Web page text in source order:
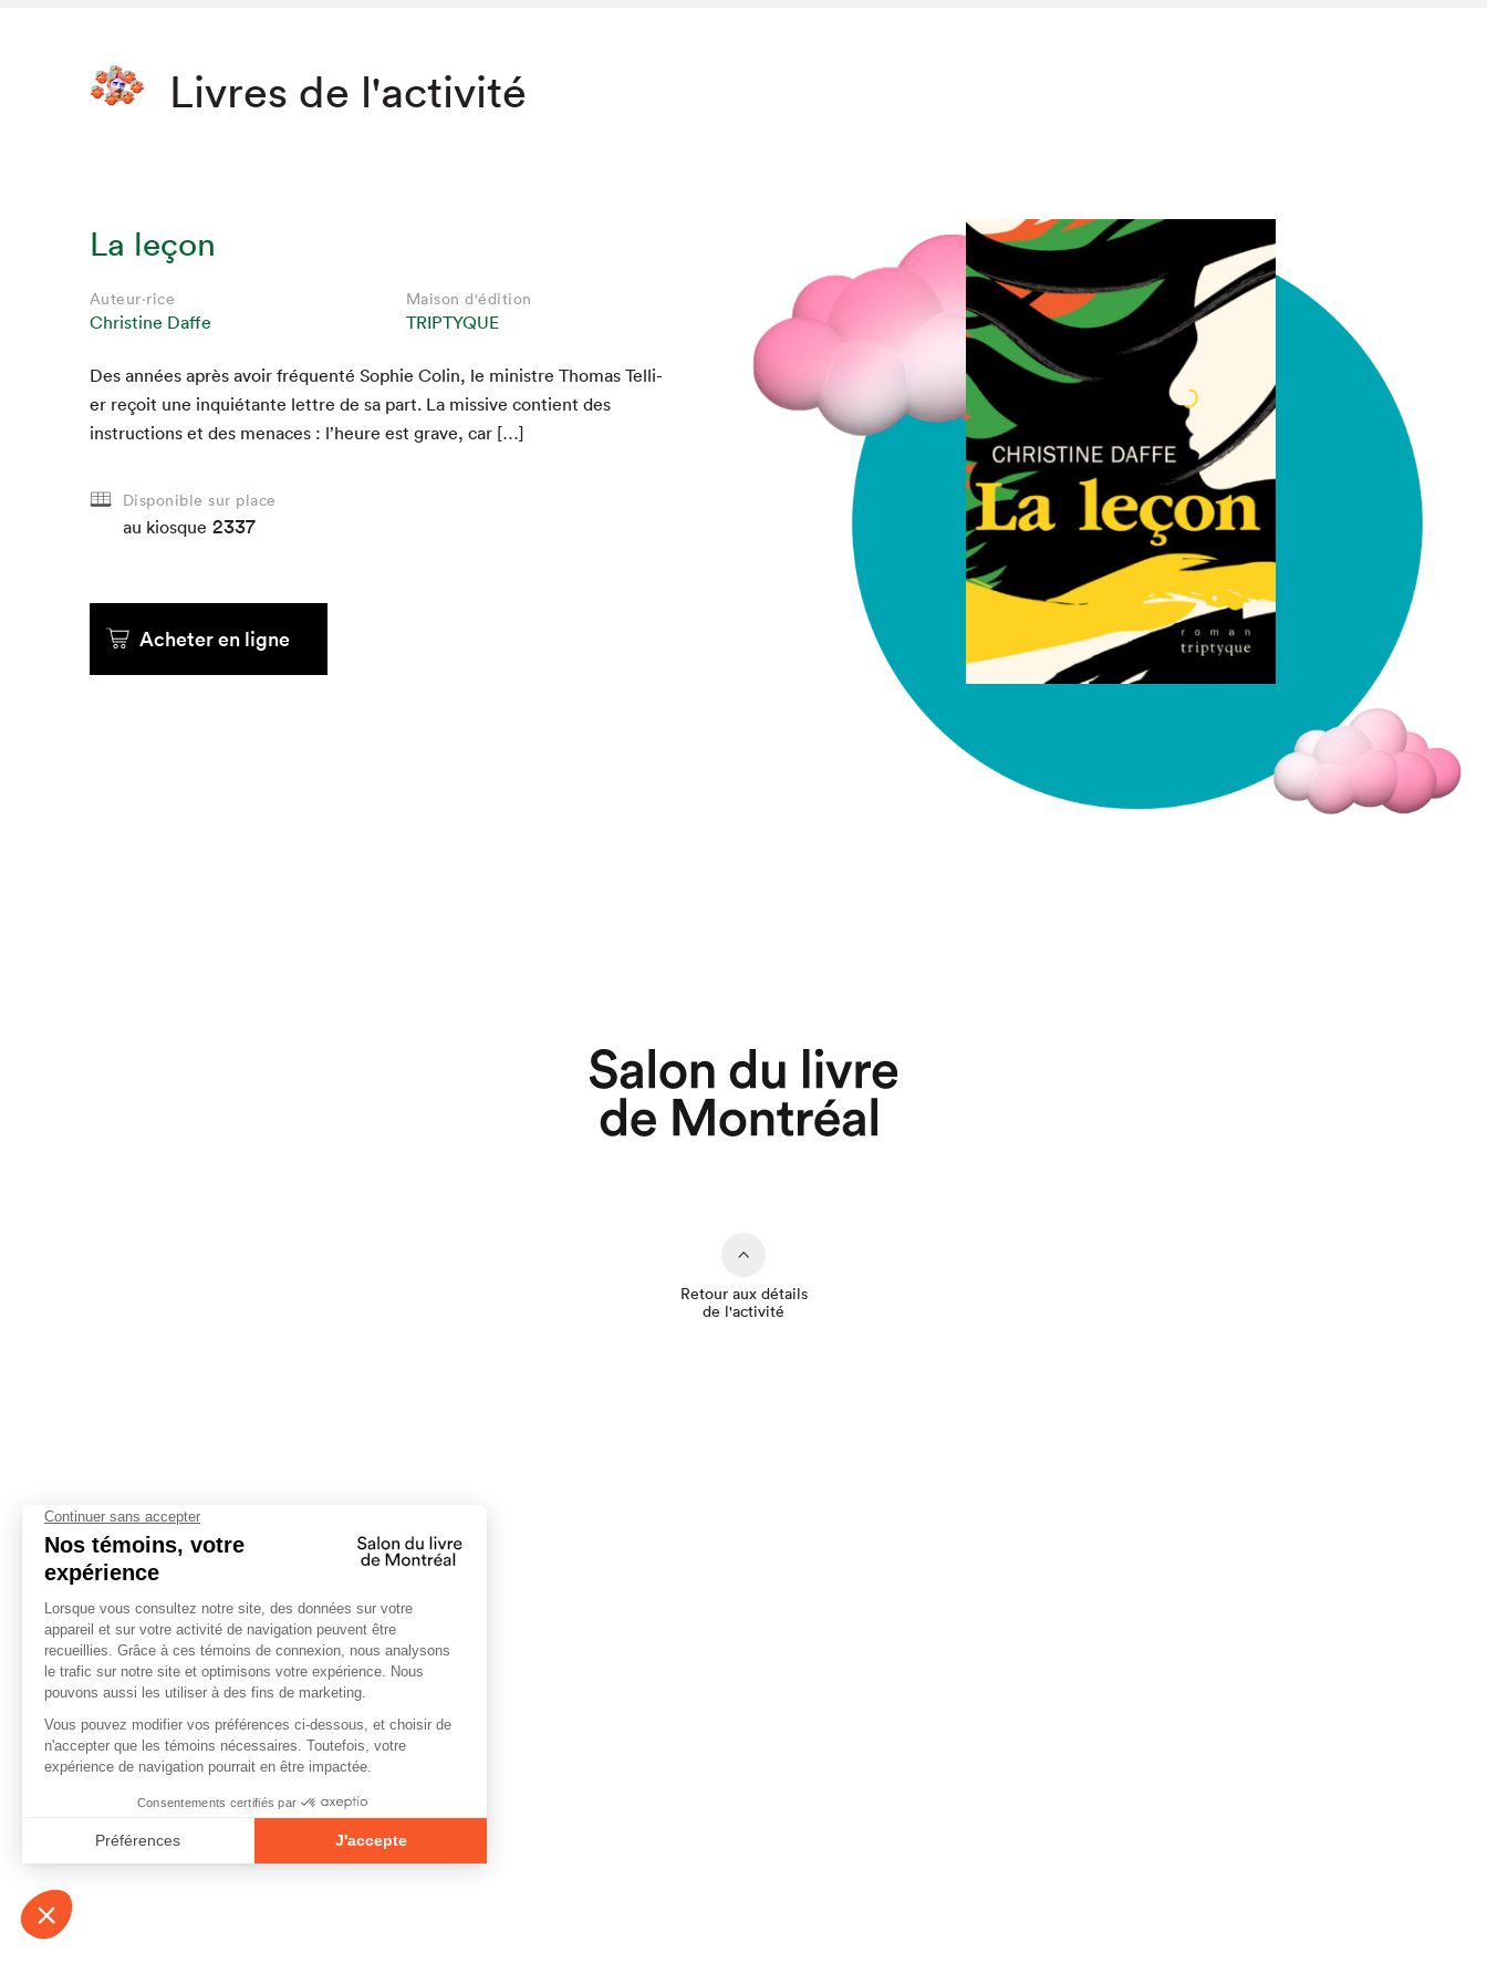
Que cherchez-vous?
Livres de l'activité
La leçon
Auteur·rice
Christine Daffe
Maison d'édition
TRIPTYQUE
Des années après avoir fréquen­té Sophie Col­in, le min­istre Thomas Tel­li­
er reçoit une inquié­tante let­tre de sa part. La mis­sive con­tient des
instruc­tions et des men­aces : l’heure est grave, car […]
Disponible sur place
au kiosque 2337
Acheter en ligne
Retour aux détails
de l'activité